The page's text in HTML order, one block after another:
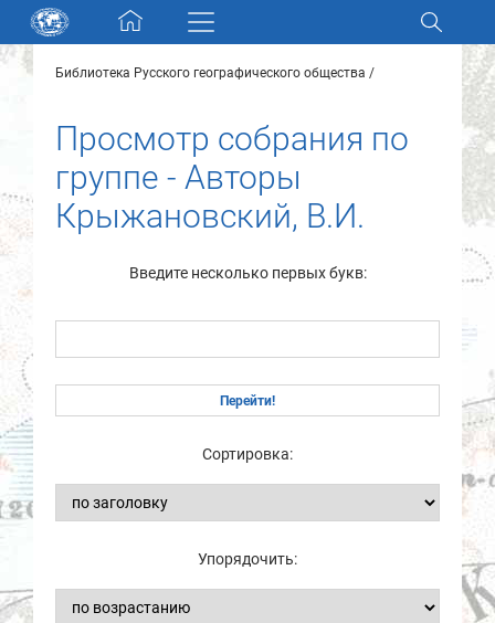
Skip navigation
Разделы и коллекции
Электронный каталог
Новости
О нас
Контакты
Партнеры
Найти
Библиотека Русского географического общества
Просмотр собрания по
группе - Авторы
Крыжановский, В.И.
Введите несколько первых букв:
Сортировка:
Упорядочить: